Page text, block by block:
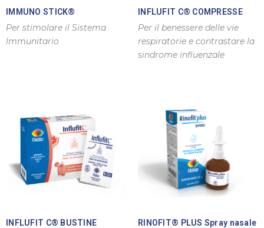
IMMUNO STICK®
Per stimolare il Sistema
Immunitario
INFLUFIT C® COMPRESSE
Per il benessere delle vie
respiratorie e contrastare la
sindrome influenzale
INFLUFIT C® BUSTINE RINOFIT® PLUS Spray nasale